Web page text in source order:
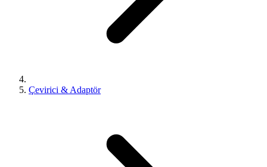
Çevirici & Adaptör